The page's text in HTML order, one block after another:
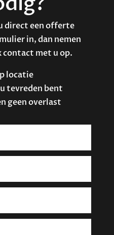
direct een offerte
in, dan nemen
contact met u op.
locatie
tevreden bent
geen overlast